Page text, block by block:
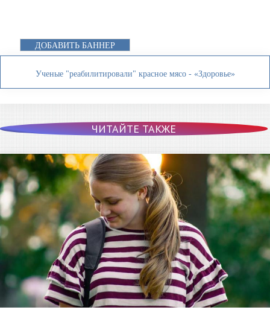
ДОБАВИТЬ БАННЕР
Ученые "реабилитировали" красное мясо - «Здоровье»
ЧИТАЙТЕ ТАКЖЕ